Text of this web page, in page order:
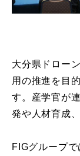
大分県ドロー
用の推進を目
す。産学官が
発や人材育成
FIGグループ